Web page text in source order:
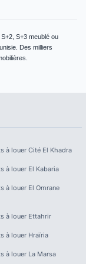
S+3 meublé ou
Des milliers
à louer Cité El Khadra
à louer El Kabaria
à louer El Omrane
à louer Ettahrir
à louer Hraïria
à louer La Marsa